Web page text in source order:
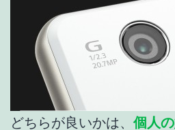
どちらが良いかは、 個人